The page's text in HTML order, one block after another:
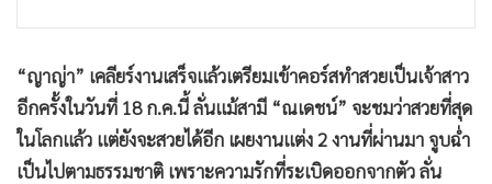
Factcheck
• ญี่ปุ่น
• News1
“ญาญ่า” เคลียร์งานเสร็จแล้วเตรียมเข้าคอร์สทำสวยเป็นเจ้าสาว
อีกครั้งในวันที่ 18 ก.ค.นี้ ลั่นแม้สามี “ณเดชน์” จะชมว่าสวยที่สุด
ในโลกแล้ว แต่ยังจะสวยได้อีก เผยงานแต่ง 2 งานที่ผ่านมา จูบฉ่ำ
เป็นไปตามธรรมชาติ เพราะความรักที่ระเบิดออกจากตัว ลั่น